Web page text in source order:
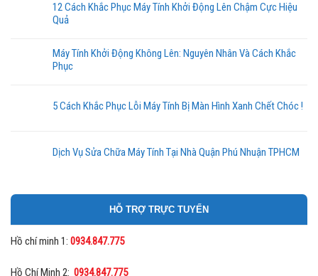
12 Cách Khắc Phục Máy Tính Khởi Động Lên Chậm Cực Hiệu
Quả
Máy Tính Khởi Động Không Lên: Nguyên Nhân Và Cách Khắc
Phục
5 Cách Khắc Phục Lỗi Máy Tính Bị Màn Hình Xanh Chết Chóc !
Dịch Vụ Sửa Chữa Máy Tính Tại Nhà Quận Phú Nhuận TPHCM
HỖ TRỢ TRỰC TUYẾN
Hồ chí minh 1: 0934.847.775
Hồ Chí Minh 2: 0934.847.775